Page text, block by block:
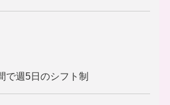
で週5日のシフト制